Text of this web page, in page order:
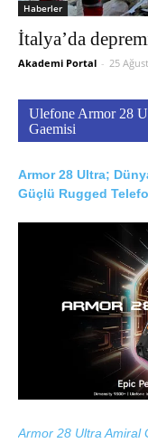
Haberler
İtalya’da
Akademi Portal - 25
Ulefone Armor 28
Gaemisi
Armor 28 Ultra;
Güçlü Rugged
Armor 28 Ultra Amiral